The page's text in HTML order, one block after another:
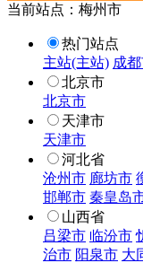
当前站点：梅州市
热门站点
主站(主站) 成
北京市
北京市
天津市
天津市
河北省
沧州市 廊坊市
邯郸市 秦皇岛
山西省
吕梁市 临汾市
治市 阳泉市 大